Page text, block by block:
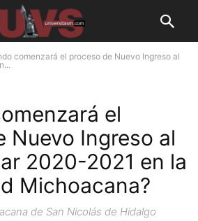
comenzará el proceso de Nuevo Ingreso al
el
Nuevo Ingreso al
2020-2021 en la
Michoacana?
de San Nicolás de Hidalgo